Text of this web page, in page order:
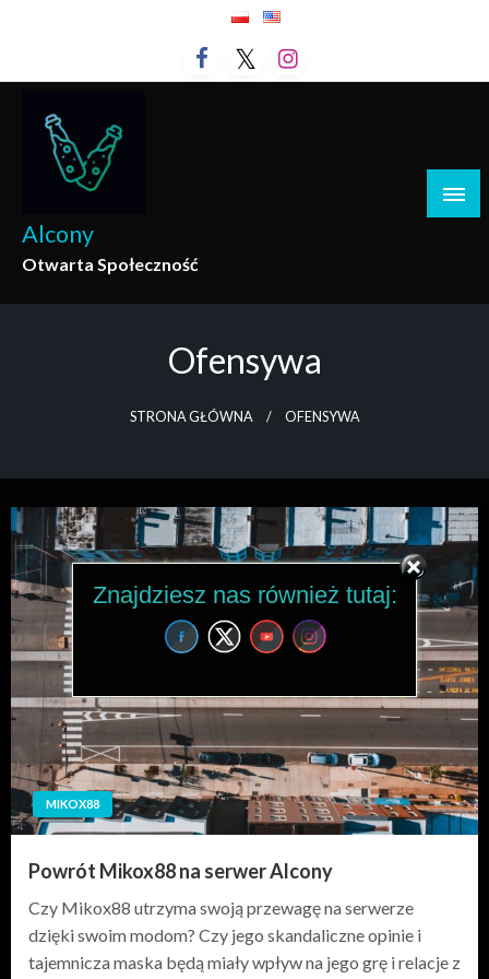
Alcony
Otwarta Społeczność
Ofensywa
STRONA GŁÓWNA OFENSYWA
MIKOX88
Powrót Mikox88 na serwer Alcony
Czy Mikox88 utrzyma swoją przewagę na serwerze
dzięki swoim modom? Czy jego skandaliczne opinie i
tajemnicza maska będą miały wpływ na jego grę i relacje z
Znajdziesz nas również tutaj: